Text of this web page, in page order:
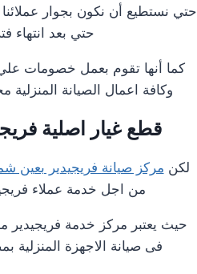
حتي نستطيع أن نكون بجوار
حتي بعد انتهاء
كما أنها تقوم بعمل خصومات علي
وكافة اعمال الصيانة
قطع غيار اصلية
لكن مركز صيانة فريجيدير بعين
من اجل خدمة عملاء
حيث يعتبر مركز خدمة فريجيدير
فى صيانة الاجهزة المنزلية